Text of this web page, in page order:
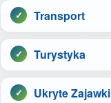
Transport
Turystyka
Ukryte Zajawki